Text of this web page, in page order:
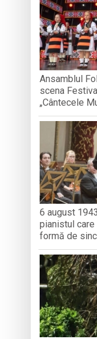
„CÂNTECELE
Ansamblul
scena
„Cântecele
6 august
pianistul
formă de